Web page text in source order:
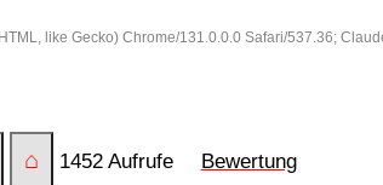
like Gecko) Chrome/131.0.0.0 Safari/537.36;
⌂ 1452 Aufrufe Bewertung